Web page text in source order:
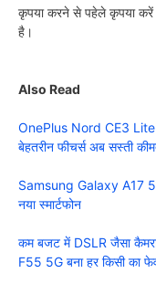
कृपया करने से पहेले कृपया
है।
Also Read
OnePlus Nord CE3 Lite
बेहतरीन फीचर्स अब सस्ती
Samsung Galaxy A17
नया स्मार्टफोन
कम बजट में DSLR जैसा
F55 5G बना हर किसी का